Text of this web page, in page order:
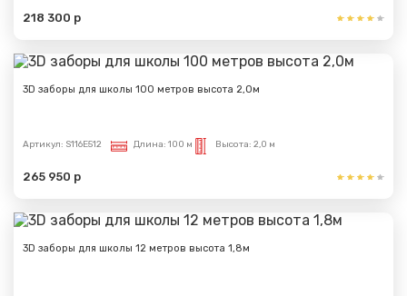
218 300 р
3D заборы для школы 100 метров высота 2,0м
Артикул: S116E512 Длина: 100 м Высота: 2,0 м
265 950 р
3D заборы для школы 12 метров высота 1,8м